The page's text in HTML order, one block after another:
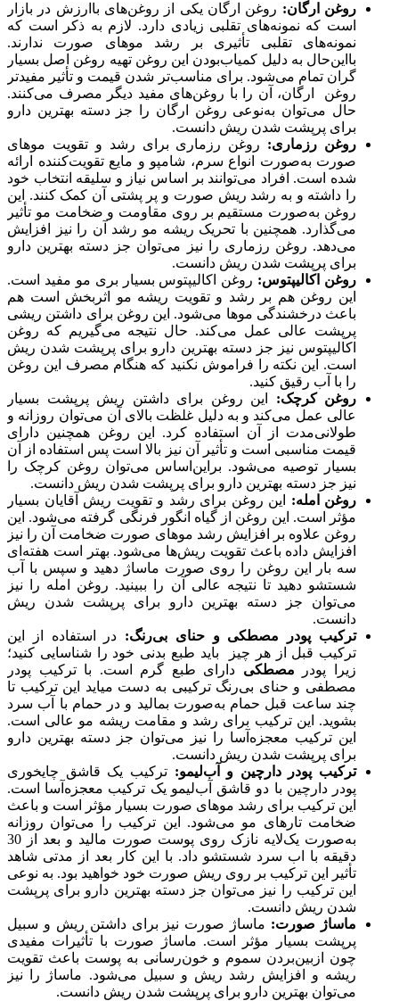
روغن ارگان: روغن ارگان یکی از روغن‌های باارزش در بازار
است که نمونه‌های تقلبی زیادی دارد. لازم به ذکر است که
نمونه‌های تقلبی تأثیری بر رشد موهای صورت ندارند.
بااین‌حال به دلیل کمیاب‌بودن این روغن تهیه روغن اصل بسیار
گران تمام می‌شود. برای مناسب‌تر شدن قیمت و تأثیر مفیدتر
روغن ارگان، آن را با روغن‌های مفید دیگر مصرف می‌کنند.
حال می‌توان به‌نوعی روغن ارگان را جز دسته بهترین دارو
برای پرپشت شدن ریش دانست.
روغن رزماری: روغن رزماری برای رشد و تقویت موهای
صورت به‌صورت انواع سرم، شامپو و مایع تقویت‌کننده ارائه
شده است. افراد می‌توانند بر اساس نیاز و سلیقه انتخاب خود
را داشته و به رشد ریش صورت و پر پشتی آن کمک کنند. این
روغن به‌صورت مستقیم بر روی مقاومت و ضخامت مو تأثیر
می‌گذارد. همچنین با تحریک ریشه مو رشد آن را نیز افزایش
می‌دهد. روغن رزماری را نیز می‌توان جز دسته بهترین دارو
برای پرپشت شدن ریش دانست.
روغن اکالیپتوس: روغن اکالیپتوس بسیار بری مو مفید است.
این روغن هم بر رشد و تقویت ریشه مو اثربخش است هم
باعث درخشندگی موها می‌شود. این روغن برای داشتن ریشی
پرپشت عالی عمل می‌کند. حال نتیجه می‌گیریم که روغن
اکالیپتوس نیز جز دسته بهترین دارو برای پرپشت شدن ریش
است. این نکته را فراموش نکنید که هنگام مصرف این روغن
را با آب رقیق کنید.
روغن کرچک:
این روغن برای داشتن ریش پرپشت بسیار
عالی عمل می‌کند و به دلیل غلظت بالای آن می‌توان روزانه و
طولانی‌مدت از آن استفاده کرد. این روغن همچنین دارای
قیمت مناسبی است و تأثیر آن نیز بالا است پس استفاده از آن
بسیار توصیه می‌شود. براین‌اساس می‌توان روغن کرچک را
نیز جز دسته بهترین دارو برای پرپشت شدن ریش دانست.
روغن امله:
این روغن برای رشد و تقویت ریش آقایان بسیار
مؤثر است. این روغن از گیاه انگور فرنگی گرفته می‌شود. این
روغن علاوه بر افزایش رشد موهای صورت ضخامت آن را نیز
افزایش داده باعث تقویت ریش‌ها می‌شود. بهتر است هفته‌ای
سه بار این روغن را روی صورت ماساژ دهید و سپس با آب
شستشو دهید تا نتیجه عالی آن را ببینید. روغن امله را نیز
می‌توان جز دسته بهترین دارو برای پرپشت شدن ریش
دانست.
ترکیب پودر مصطکی و حنای بی‌رنگ: در استفاده از این
ترکیب قبل از هر چیز باید طبع بدنی خود را شناسایی کنید؛
زیرا پودر مصطکی دارای طبع گرم است. با ترکیب پودر
مصطفی و حنای بی‌رنگ ترکیبی به دست میاید این ترکیب تا
چند ساعت قبل حمام به‌صورت بمالید و در حمام با آب سرد
بشوید. این ترکیب برای رشد و مقامت ریشه مو عالی است.
این ترکیب معجزه‌آسا را نیز می‌توان جز دسته بهترین دارو
برای پرپشت شدن ریش دانست.
ترکیب پودر دارچین و آب‌لیمو: ترکیب یک قاشق چایخوری
پودر دارچین با دو قاشق آب‌لیمو یک ترکیب معجزه‌آسا است.
این ترکیب برای رشد موهای صورت بسیار مؤثر است و باعث
ضخامت تارهای مو می‌شود. این ترکیب را می‌توان روزانه
به‌صورت یک‌لایه نازک روی پوست صورت مالید و بعد از 30
دقیقه با اب سرد شستشو داد. با این کار بعد از مدتی شاهد
تأثیر این ترکیب بر روی ریش صورت خود خواهید بود. به نوعی
این ترکیب را نیز می‌توان جز دسته بهترین دارو برای پرپشت
شدن ریش دانست.
ماساژ صورت: ماساژ صورت نیز برای داشتن ریش و سبیل
پرپشت بسیار مؤثر است. ماساژ صورت با تأثیرات مفیدی
چون ازبین‌بردن سموم و خون‌رسانی به پوست باعث تقویت
ریشه و افزایش رشد ریش و سبیل می‌شود. ماساژ را نیز
می‌توان بهترین دارو برای پرپشت شدن ریش دانست.